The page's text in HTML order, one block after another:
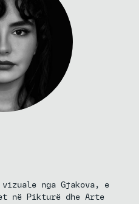
nga Gjakova, e
në Pikturë dhe Arte